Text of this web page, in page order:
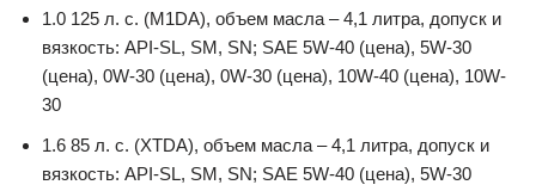
1.0 125 л. с. (M1DA), объем масла – 4,1 литра, допуск и
вязкость: API-SL, SM, SN; SAE 5W-40 (цена), 5W-30
(цена), 0W-30 (цена), 0W-30 (цена), 10W-40 (цена), 10W-
30
1.6 85 л. с. (XTDA), объем масла – 4,1 литра, допуск и
вязкость: API-SL, SM, SN; SAE 5W-40 (цена), 5W-30